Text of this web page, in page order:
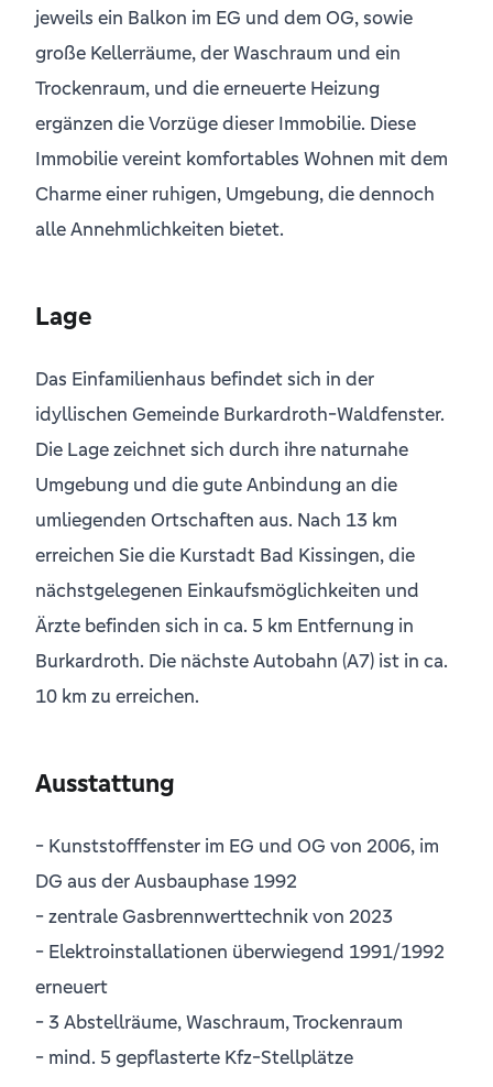
jeweils ein Balkon im EG und dem OG, sowie
große Kellerräume, der Waschraum und ein
Trockenraum, und die erneuerte Heizung
ergänzen die Vorzüge dieser Immobilie. Diese
Immobilie vereint komfortables Wohnen mit dem
Charme einer ruhigen, Umgebung, die dennoch
alle Annehmlichkeiten bietet.
Lage
Das Einfamilienhaus befindet sich in der
idyllischen Gemeinde Burkardroth-Waldfenster.
Die Lage zeichnet sich durch ihre naturnahe
Umgebung und die gute Anbindung an die
umliegenden Ortschaften aus. Nach 13 km
erreichen Sie die Kurstadt Bad Kissingen, die
nächstgelegenen Einkaufsmöglichkeiten und
Ärzte befinden sich in ca. 5 km Entfernung in
Burkardroth. Die nächste Autobahn (A7) ist in ca.
10 km zu erreichen.
Ausstattung
- Kunststofffenster im EG und OG von 2006, im
DG aus der Ausbauphase 1992
- zentrale Gasbrennwerttechnik von 2023
- Elektroinstallationen überwiegend 1991/1992
erneuert
- 3 Abstellräume, Waschraum, Trockenraum
- mind. 5 gepflasterte Kfz-Stellplätze